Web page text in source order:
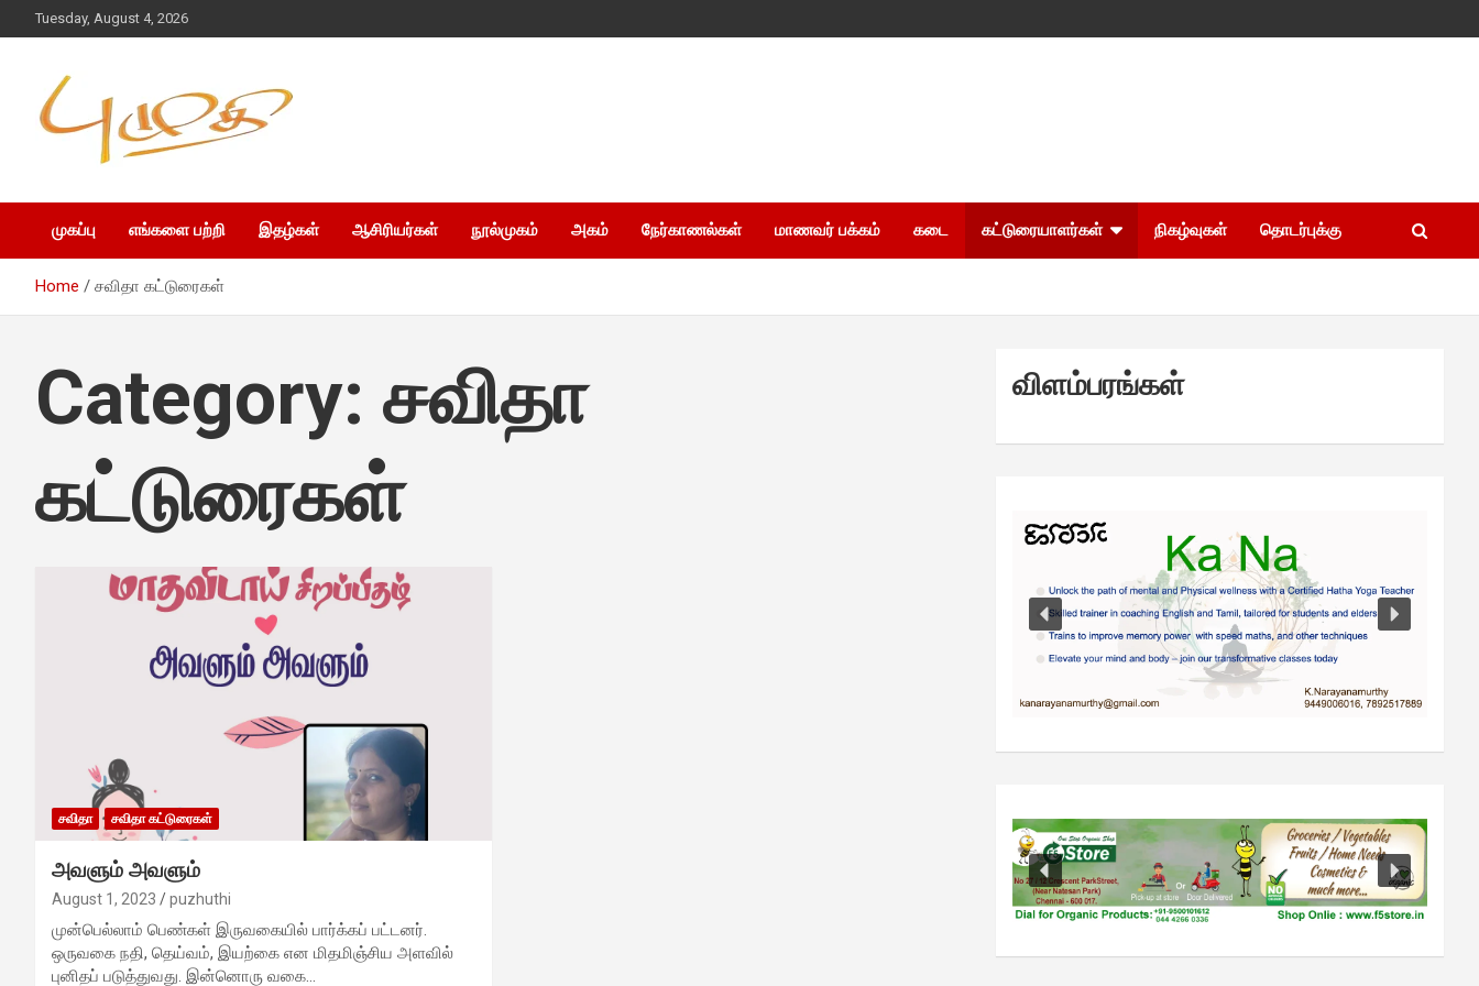
Tuesday, August 4, 2026
முகப்பு எங்களை பற்றி இதழ்கள் ஆசிரியர்கள் நூல்முகம் அகம் நேர்காணல்கள் மாணவர் பக்கம் கடை கட்டுரையாளர்கள் நிகழ்வுகள் தொடர்புக்கு
Home சவிதா கட்டுரைகள்
Category: சவிதா
கட்டுரைகள்
சவிதா சவிதா கட்டுரைகள்
அவளும் அவளும்
August 1, 2023 puzhuthi
முன்பெல்லாம் பெண்கள் இருவகையில் பார்க்கப் பட்டனர்.
ஒருவகை நதி, தெய்வம், இயற்கை என மிதமிஞ்சிய அளவில்
புனிதப் படுத்துவது. இன்னொரு வகை…
விளம்பரங்கள்